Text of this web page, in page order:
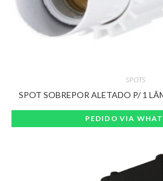
SPOTS
SPOT SOBREPOR ALETADO P/ 1
PEDIDO VIA